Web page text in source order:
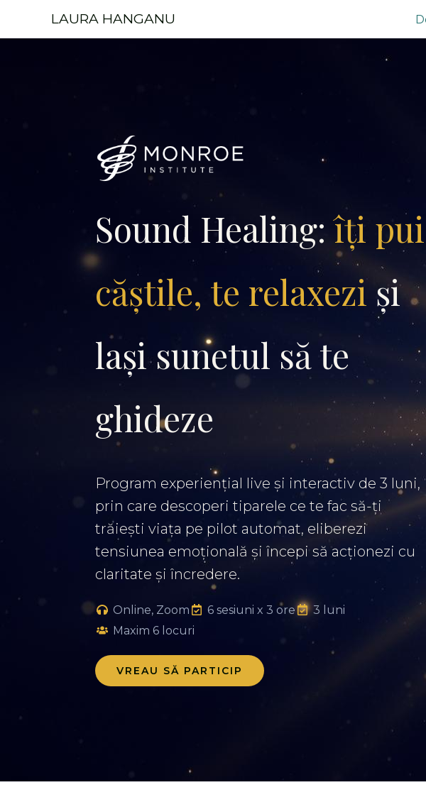
LAURA HANGANU
Sound Healing:îți pui
căștile, te relaxeziși
lași sunetul să te
ghideze
Program experiențial live și interactiv de 3 luni,
prin care descoperi tiparele ce te fac să-ți
trăiești viața pe pilot automat, eliberezi
tensiunea emoțională și începi să acționezi cu
claritate și încredere.
Online, Zoom 6 sesiuni x 3 ore
3 luni
Maxim 6 locuri
VREAU SĂ PARTICIP